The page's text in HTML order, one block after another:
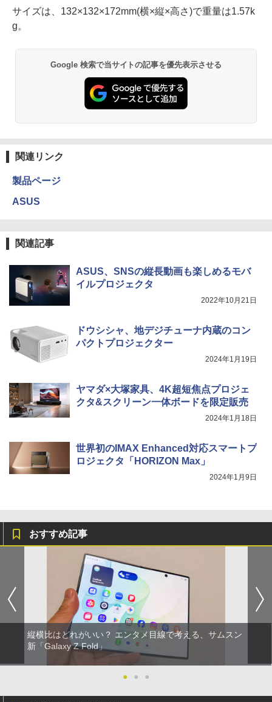
サイズは、132×132×172mm(横×縦×高さ)で重量は1.57k
g。
Google 検索で当サイトの記事を優先表示させる
関連リンク
製品ページ
ASUS
関連記事
ASUS、SNSの縦長動画も楽しめるモバ
イルプロジェクタ
2022年10月21日
ドウシシャ、地デジチューナ内蔵のコン
パクトプロジェクター
2024年1月19日
ヤマダ×大塚家具、4K超短焦点プロジェ
クタ&スクリーン一体ボードを限定販売
2024年1月18日
世界初のIMAX Enhanced対応スマートプ
ロジェクタ「HORIZON Max」
2024年1月9日
おすすめ記事
縦横比はどれがいい？ エンタメ目線で考える、サムスン
新「Galaxy Z Fold」
● ● ●